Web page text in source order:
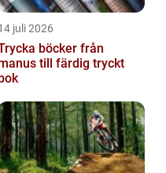
juli 2026
böcker från
till färdig tryckt